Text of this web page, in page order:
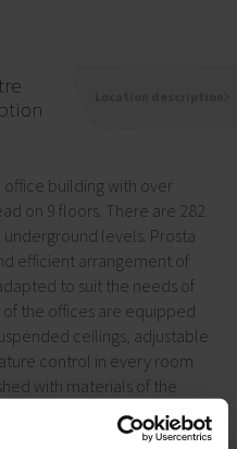
office building with over
on 9 floors. There are 282
levels. Prosta
efficient arrangement of
to suit the needs of
the offices are equipped
ceilings, adjustable
control in every room
with materials of the
assures a steady flow of
a green building